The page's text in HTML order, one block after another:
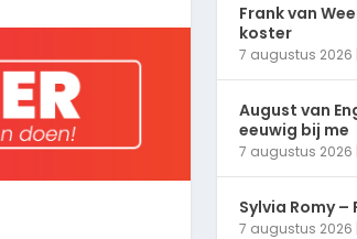
Frank van
koster
7 augustus 2026
August van
eeuwig bij me
7 augustus 2026
Sylvia Romy –
7 augustus 2026